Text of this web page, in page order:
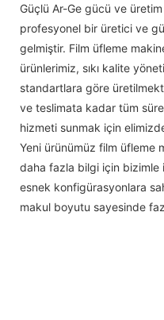
Güçlü Ar-Ge gücü ve
profesyonel bir üretici ve
gelmiştir. Film üfleme
ürünlerimiz, sıkı kalite
standartlara göre
ve teslimata kadar tüm
hizmeti sunmak için
Yeni ürünümüz film üfleme
daha fazla bilgi için bizimle
esnek konfigürasyonlara
makul boyutu sayesinde